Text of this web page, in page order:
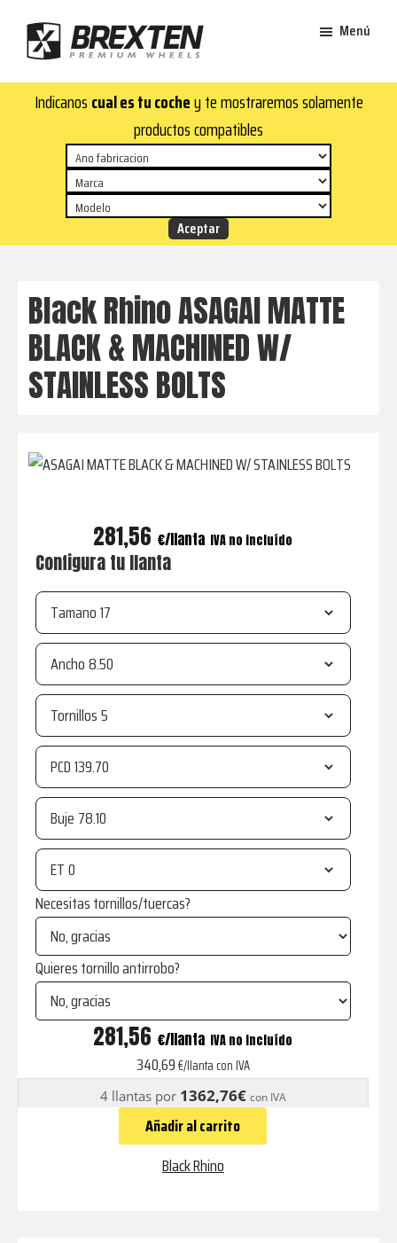
contenido
principal
de
página
Brexten
aluminio
premium
¡En
Brexten.com
encontrarás
aluminio
top!
y
estilo
para
tu
coche,
asesoría
Menú
Indicanos cual es tu cochey te mostraremos solamente
productos compatibles
Black Rhino ASAGAI MATTE
BLACK & MACHINED W/
STAINLESS BOLTS
281,56 € IVA no incluído
Configura tu llanta
Tamano
Ancho
Tornillos
PCD
Buje
ET
Necesitas tornillos/tuercas?
Quieres tornillo antirrobo?
BLACK
&
281,56 € IVA no incluído
340,69€/llanta con IVA
4 llantas por 1362,76€ con IVA
Añadir al carrito
Black Rhino